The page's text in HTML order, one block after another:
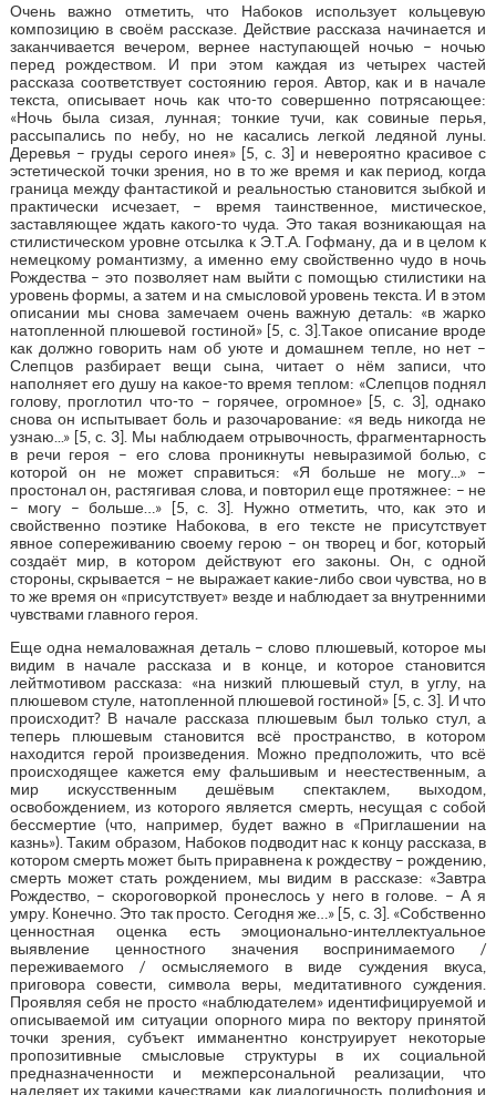
Очень важно отметить, что Набоков использует кольцевую
композицию в своём рассказе. Действие рассказа начинается и
заканчивается вечером, вернее наступающей ночью – ночью
перед рождеством. И при этом каждая из четырех частей
рассказа соответствует состоянию героя. Автор, как и в начале
текста, описывает ночь как что-то совершенно потрясающее:
«Ночь была сизая, лунная; тонкие тучи, как совиные перья,
рассыпались по небу, но не касались легкой ледяной луны.
Деревья – груды серого инея» [5, с. 3] и невероятно красивое с
эстетической точки зрения, но в то же время и как период, когда
граница между фантастикой и реальностью становится зыбкой и
практически исчезает, – время таинственное, мистическое,
заставляющее ждать какого-то чуда. Это такая возникающая на
стилистическом уровне отсылка к Э.Т.А. Гофману, да и в целом к
немецкому романтизму, а именно ему свойственно чудо в ночь
Рождества – это позволяет нам выйти с помощью стилистики на
уровень формы, а затем и на смысловой уровень текста. И в этом
описании мы снова замечаем очень важную деталь: «в жарко
натопленной плюшевой гостиной» [5, с. 3].Такое описание вроде
как должно говорить нам об уюте и домашнем тепле, но нет –
Слепцов разбирает вещи сына, читает о нём записи, что
наполняет его душу на какое-то время теплом: «Слепцов поднял
голову, проглотил что-то – горячее, огромное» [5, с. 3], однако
снова он испытывает боль и разочарование: «я ведь никогда не
узнаю...» [5, с. 3]. Мы наблюдаем отрывочность, фрагментарность
в речи героя – его слова проникнуты невыразимой болью, с
которой он не может справиться: «Я больше не могу...» –
простонал он, растягивая слова, и повторил еще протяжнее: – не
– могу – больше…» [5, с. 3]. Нужно отметить, что, как это и
свойственно поэтике Набокова, в его тексте не присутствует
явное сопереживанию своему герою – он творец и бог, который
создаёт мир, в котором действуют его законы. Он, с одной
стороны, скрывается – не выражает какие-либо свои чувства, но в
то же время он «присутствует» везде и наблюдает за внутренними
чувствами главного героя.
Еще одна немаловажная деталь – слово плюшевый, которое мы
видим в начале рассказа и в конце, и которое становится
лейтмотивом рассказа: «на низкий плюшевый стул, в углу, на
плюшевом стуле, натопленной плюшевой гостиной» [5, с. 3]. И что
происходит? В начале рассказа плюшевым был только стул, а
теперь плюшевым становится всё пространство, в котором
находится герой произведения. Можно предположить, что всё
происходящее кажется ему фальшивым и неестественным, а
мир искусственным дешёвым спектаклем, выходом,
освобождением, из которого является смерть, несущая с собой
бессмертие (что, например, будет важно в «Приглашении на
казнь»). Таким образом, Набоков подводит нас к концу рассказа, в
котором смерть может быть приравнена к рождеству – рождению,
смерть может стать рождением, мы видим в рассказе: «Завтра
Рождество, – скороговоркой пронеслось у него в голове. – А я
умру. Конечно. Это так просто. Сегодня же…» [5, с. 3]. «Собственно
ценностная оценка есть эмоционально-интеллектуальное
выявление ценностного значения воспринимаемого /
переживаемого / осмысляемого в виде суждения вкуса,
приговора совести, символа веры, медитативного суждения.
Проявляя себя не просто «наблюдателем» идентифицируемой и
описываемой им ситуации опорного мира по вектору принятой
точки зрения, субъект имманентно конструирует некоторые
пропозитивные смысловые структуры в их социальной
предназначенности и межперсональной реализации, что
наделяет их такими качествами, как диалогичность, полифония и